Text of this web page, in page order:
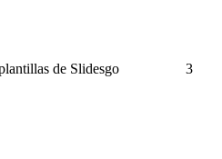
de Slidesgo 3